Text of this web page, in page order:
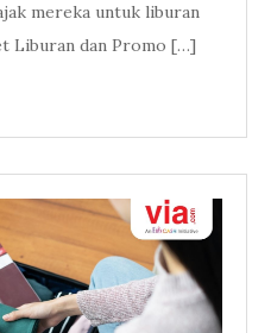
mereka untuk liburan
Liburan dan Promo […]